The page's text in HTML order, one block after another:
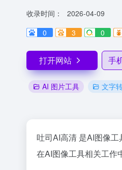
收录时间：
2026-04-09
0
3 0
打开网站 手
AI 图片工具 文字
吐司AI高清 是AI图像
在AI图像工具相关工作